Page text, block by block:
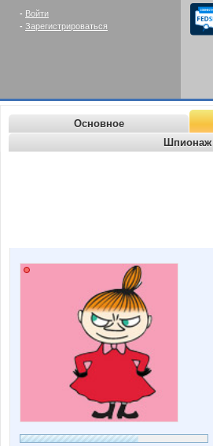
- Войти
- Зарегистрироваться
Основное
Шпионаж